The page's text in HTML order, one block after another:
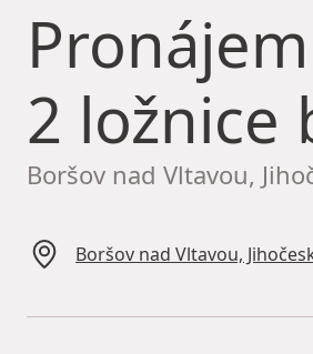
2 ložnice
Boršov nad Vltavou,
Boršov nad Vltavou,